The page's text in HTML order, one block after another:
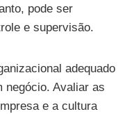
pode ser
e supervisão.
adequado
negócio. Avaliar as
e a cultura